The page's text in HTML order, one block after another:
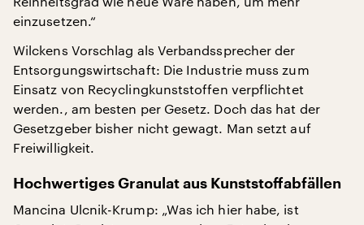
einzusetzen.“
Wilckens Vorschlag als Verbandssprecher der
Entsorgungswirtschaft: Die Industrie muss zum
Einsatz von Recyclingkunststoffen verpflichtet
werden., am besten per Gesetz. Doch das hat der
Gesetzgeber bisher nicht gewagt. Man setzt auf
Freiwilligkeit.
Hochwertiges Granulat aus Kunststoffabfällen
Mancina Ulcnik-Krump: „Was ich hier habe, ist